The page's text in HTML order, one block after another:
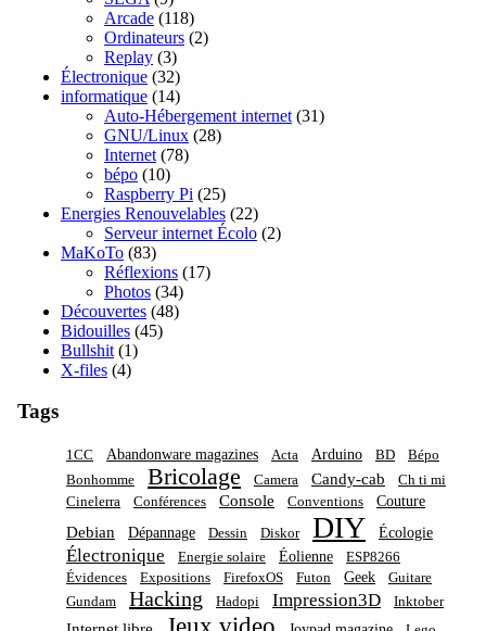
Arcade (118)
Ordinateurs (2)
Replay (3)
Électronique (32)
informatique (14)
Auto-Hébergement internet (31)
GNU/Linux (28)
Internet (78)
bépo (10)
Raspberry Pi (25)
Energies Renouvelables (22)
Serveur internet Écolo (2)
MaKoTo (83)
Réflexions (17)
Photos (34)
Découvertes (48)
Bidouilles (45)
Bullshit (1)
X-files (4)
Tags
1CC Abandonware magazines Acta Arduino BD
Bépo
Bonhomme
Bricolage Camera Candy-cab
Ch ti mi
Cinelerra
Conférences Console Conventions Couture
Debian Dépannage Dessin Diskor DIY Écologie
Électronique Energie solaire Éolienne
ESP8266
Évidences
Expositions FirefoxOS Futon Geek
Guitare
Gundam
Hacking Hadopi Impression3D Inktober